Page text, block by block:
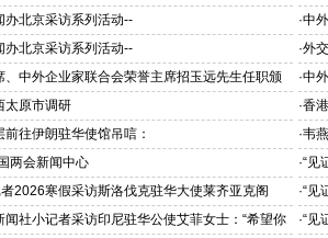
融合
“科
办北京采访系列活动--
量发展
·中
小
办北京采访系列活动--
具有全球影响力的应用示范高地
·外
中外企业家联合会荣誉主席招玉远先生任职颁
·中
太原市调研 ·香
往伊朗驻华使馆吊唁：
沉痛哀悼
·韦
两会新闻中心 ·“见
斯
官)”
2026寒假采访斯洛伐克驻华大使莱齐亚克阁
为推动中斯关系开启新篇章”
·“见
十
闻社小记者采访印尼驻华公使艾菲女士：“希望你
·“见